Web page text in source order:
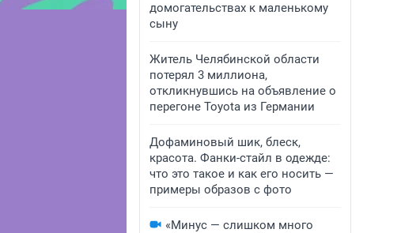
домогательствах к маленькому
сыну
Житель Челябинской области
потерял 3 миллиона,
откликнувшись на объявление о
перегоне Toyota из Германии
Дофаминовый шик, блеск,
красота. Фанки-стайл в одежде:
что это такое и как его носить —
примеры образов с фото
«Минус — слишком много